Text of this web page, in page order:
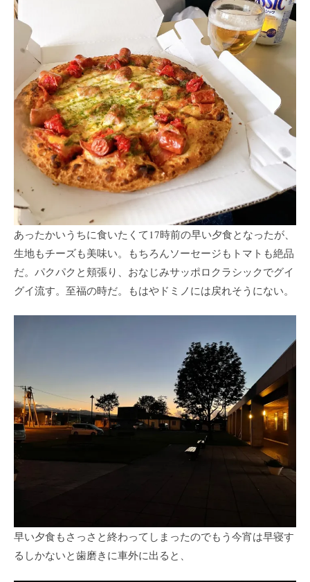
あったかいうちに食いたくて17時前の早い夕食となったが、
生地もチーズも美味い。もちろんソーセージもトマトも絶品
だ。パクパクと頬張り、おなじみサッポロクラシックでグイ
グイ流す。至福の時だ。もはやドミノには戻れそうにない。
早い夕食もさっさと終わってしまったのでもう今宵は早寝す
るしかないと歯磨きに車外に出ると、